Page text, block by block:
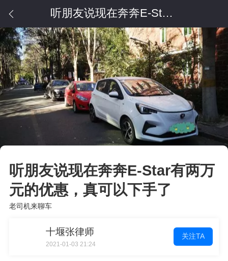
听朋友说现在奔奔E-Star有两万元的优惠，真可以下手了
听朋友说现在奔奔E-Star有两万
元的优惠，真可以下手了
老司机来聊车
十堰张律师
2021-01-03 21:24
关注TA